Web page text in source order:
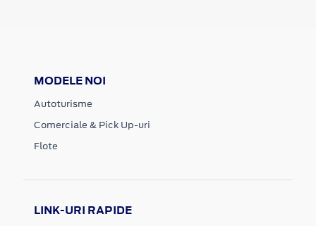
MODELE NOI
Autoturisme
Comerciale & Pick Up-uri
Flote
LINK-URI RAPIDE